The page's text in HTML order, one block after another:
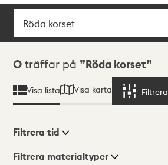
Sök
Sökresultat
0 träffar på Röda korset
Visa lista Visa karta Filtrera
Visningsläge
Filtrera tid
Filtrera materialtyper